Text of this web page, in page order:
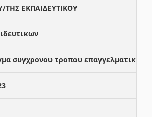
ΤΗΣ ΕΚΠΑΙΔΕΥΤΙΚΟΥ
συγχρονου τροπου επαγγελματικης